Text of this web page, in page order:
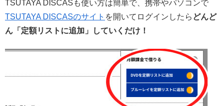
TSUTAYA DISCASも使い方は簡単で、携帯やパソコンで
TSUTAYA DISCASのサイト を開いてログインしたら どんど
ん「定額リストに追加」していくだけ！